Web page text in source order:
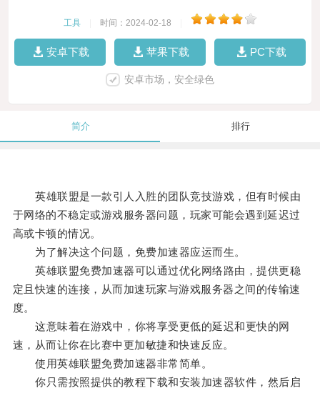
工具 时间：2024-02-18
安卓下载 苹果下载 PC下载
安卓市场，安全绿色
简介 排行
英雄联盟是一款引人入胜的团队竞技游戏，但有时候由
于网络的不稳定或游戏服务器问题，玩家可能会遇到延迟过
高或卡顿的情况。
为了解决这个问题，免费加速器应运而生。
英雄联盟免费加速器可以通过优化网络路由，提供更稳
定且快速的连接，从而加速玩家与游戏服务器之间的传输速
度。
这意味着在游戏中，你将享受更低的延迟和更快的网
速，从而让你在比赛中更加敏捷和快速反应。
使用英雄联盟免费加速器非常简单。
你只需按照提供的教程下载和安装加速器软件，然后启